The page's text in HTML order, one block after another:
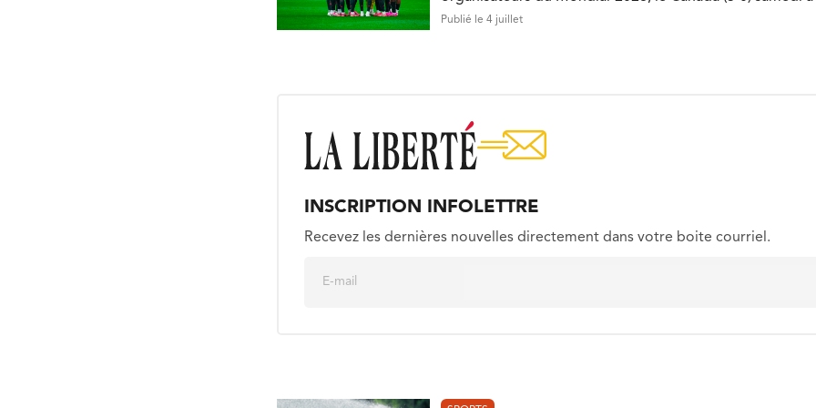
Publié le 4 juillet
INSCRIPTION INFOLETTRE
Recevez les dernières nouvelles directement dans votre boite courriel.